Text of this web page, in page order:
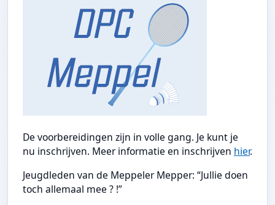
De voorbereidingen zijn in volle gang. Je kunt je
nu inschrijven. Meer informatie en inschrijven hier.
Jeugdleden van de Meppeler Mepper: “Jullie doen
toch allemaal mee ? !”